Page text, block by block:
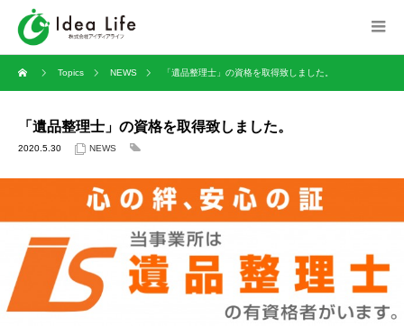
Topics NEWS 「遺品整理士」の資格を取得致しました。
「遺品整理士」の資格を取得致しました。
2020.5.30 NEWS